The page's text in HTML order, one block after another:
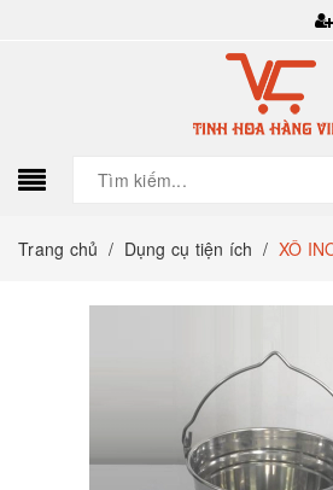
Trang chủ / Dụng cụ tiện ích / XÔ